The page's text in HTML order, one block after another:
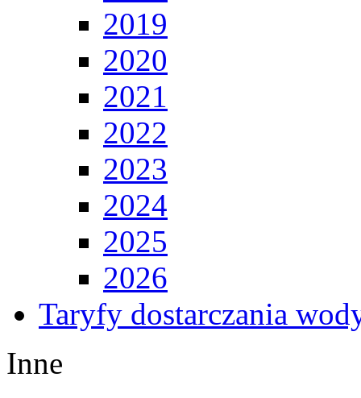
2019
2020
2021
2022
2023
2024
2025
2026
Taryfy dostarczania
Inne